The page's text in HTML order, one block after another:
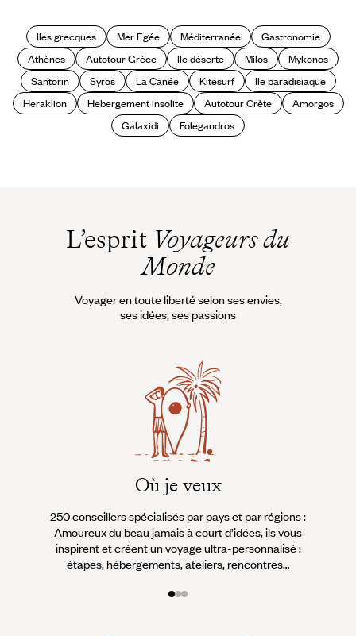
Iles grecques Mer Egée Méditerranée
Gastronomie
Athènes
Autotour Grèce Ile déserte Milos
Mykonos
Santorin
Syros La Canée Kitesurf
Ile paradisiaque
Heraklion
Hebergement insolite Autotour Crète
Amorgos
Galaxidi
Folegandros
L’esprit Voyageurs du
Monde
Voyager en toute liberté selon ses envies,
ses idées, ses passions
Où je veux
250 conseillers spécialisés par pays et par régions :
Amoureux du beau jamais à court d’idées, ils vous
inspirent et créent un voyage ultra-personnalisé :
étapes, hébergements, ateliers, rencontres…